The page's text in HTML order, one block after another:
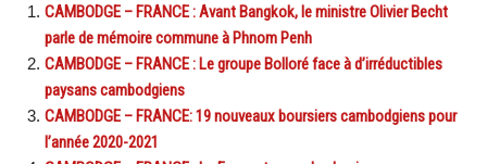
CAMBODGE – FRANCE : Avant Bangkok, le ministre Olivier Becht
parle de mémoire commune à Phnom Penh
CAMBODGE – FRANCE : Le groupe Bolloré face à d’irréductibles
paysans cambodgiens
CAMBODGE – FRANCE: 19 nouveaux boursiers cambodgiens pour
l’année 2020-2021